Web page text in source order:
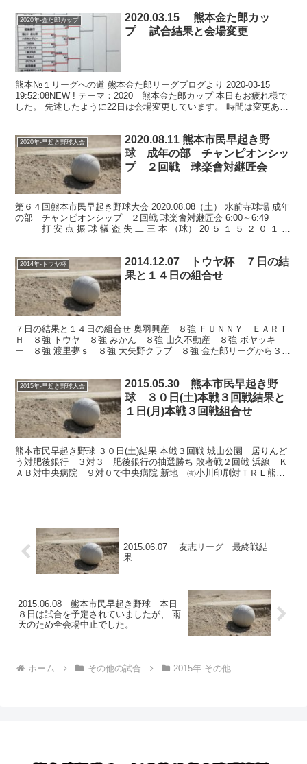
2020年-金た郎カップ
2020.03.15 熊本金た郎カッ
プ 試合結果と会場変更
熊本№１リーグへの道 熊本金た郎リーグブログより 2020-03-15
19:52:08NEW ! テーマ：2020 熊本金た郎カップ 本日もお疲れ様で
した。 先述したように22日は会場変更しています。 時間は変更あり
2020年-早起き野球大会
2020.08.11 熊本市民早起き野
球 成年の部 チャンピオンシッ
プ ２回戦 球楽會対継匠会
第６４回熊本市民早起き野球大会 2020.08.08（土） 水前寺球場 成年
の部 チャンピオンシップ ２回戦 球楽會対継匠会 6:00～6:49
打 安 点 振 球 犠 盗 失 二 三 本 （球） 20 ５ １ ５ ２ ０ １ １
2014年-トウヤ杯
2014.12.07 トウヤ杯 ７日の結
果と１４日の組合せ
７日の結果と１４日の組合せ 奥羽興産 ８強 ＦＵＮＮＹ ＥＡＲＴ
Ｈ ８強 トウヤ ８強 みかん ８強 山久不動産 ８強 ボヤッキ
ー ８強 渡里夢ｓ ８強 大矢野クラブ ８強 金た郎リーグから３チ
2015年-早起き野球大会
2015.05.30 熊本市民早起き野
球 ３０日(土)本戦３回戦結果と
１日(月)本戦３回戦組合せ
熊本市民早起き野球 ３０日(土)結果 本戦３回戦 城山公園 居りんど
う対肥後銀行 ３対３ 肥後銀行の抽選勝ち 敗者戦２回戦 浜線 Ｋ
ＡＢ対中央病院 ９対０で中央病院 新地 ㈲小川印刷対ＴＲＬ熊
2015.06.07 友志リーグ 最終戦結
果
2015.06.08 熊本市民早起き野球 本日
８日は試合を予定されていましたが、 雨
天のため全会場中止でした。
ホーム その他の試合 2015年-その他